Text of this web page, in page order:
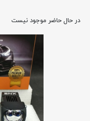
در حال حاضر موجود نیست